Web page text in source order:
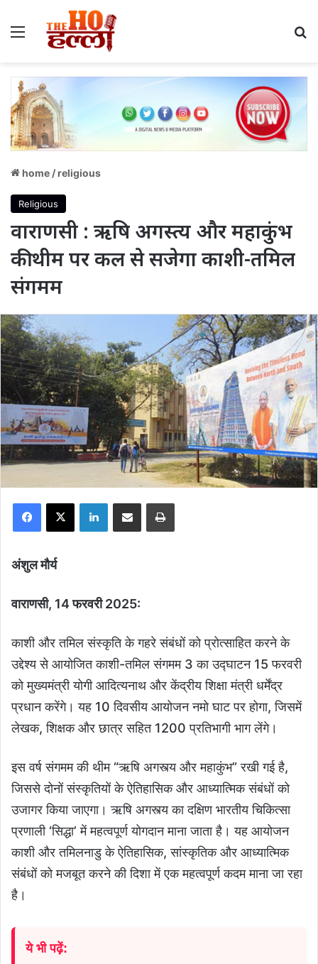
Menu
home /religious
Religious
वाराणसी : ऋषि अगस्त्य और महाकुंभ
की थीम पर कल से सजेगा काशी-तमिल
संगमम
Facebook
X LinkedInShare via Email Print
अंशुल मौर्य
वाराणसी, 14 फरवरी 2025:
काशी और तमिल संस्कृति के गहरे संबंधों को प्रोत्साहित करने के
उद्देश्य से आयोजित काशी-तमिल संगमम 3 का उद्घाटन 15 फरवरी
को मुख्यमंत्री योगी आदित्यनाथ और केंद्रीय शिक्षा मंत्री धर्मेंद्र
प्रधान करेंगे। यह 10 दिवसीय आयोजन नमो घाट पर होगा, जिसमें
लेखक, शिक्षक और छात्र सहित 1200 प्रतिभागी भाग लेंगे।
इस वर्ष संगमम की थीम “ऋषि अगस्त्य और महाकुंभ” रखी गई है,
जिससे दोनों संस्कृतियों के ऐतिहासिक और आध्यात्मिक संबंधों को
उजागर किया जाएगा। ऋषि अगस्त्य का दक्षिण भारतीय चिकित्सा
प्रणाली ‘सिद्धा’ में महत्वपूर्ण योगदान माना जाता है। यह आयोजन
काशी और तमिलनाडु के ऐतिहासिक, सांस्कृतिक और आध्यात्मिक
संबंधों को मजबूत करने की दिशा में एक महत्वपूर्ण कदम माना जा रहा
है।
ये भी पढ़ें: